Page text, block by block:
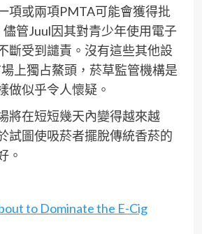
項或兩項PMTA可能會獲得批
管Juul因其對青少年使用電子
斷受到譴責。沒有這些其他設
上獨占鰲頭，菸草監管機構是
做似乎令人懷疑。
將在短短幾天內變得越來越
試圖使吸菸者擺脫傳統香菸的
。
to Dominate the E-Cig